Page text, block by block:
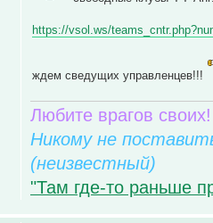
https://vsol.ws/
ждем сведущих управленцев!!!
Любите врагов
Никому не
(неизвестный)
"Там где-то раньше